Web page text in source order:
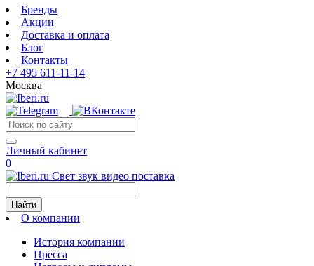
Бренды
Акции
Доставка и оплата
Блог
Контакты
+7 495 611-11-14
Москва
Личный кабинет
0
Свет звук видео поставка
Найти
О компании
История компании
Пресса